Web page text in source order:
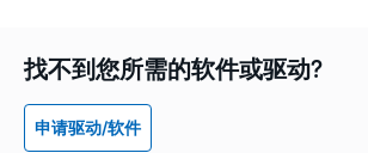
找不到您所需的软件或驱动?
申请驱动/软件